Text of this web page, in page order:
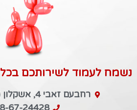
נשמח לעמוד לשירותכם בכל
רחבעם זאבי 4, אשקלון (ברנע סנטר)
67-24428